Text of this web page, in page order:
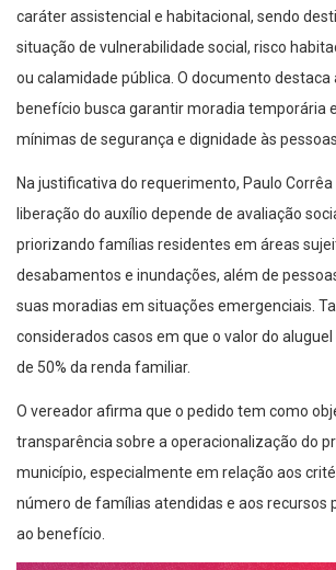
caráter assistencial e habitacional, sendo
situação de vulnerabilidade social, risco
ou calamidade pública. O documento destaca
benefício busca garantir moradia temporária
mínimas de segurança e dignidade às
Na justificativa do requerimento, Paulo
liberação do auxílio depende de avaliação
priorizando famílias residentes em áreas
desabamentos e inundações, além de
suas moradias em situações emergenciais.
considerados casos em que o valor do
de 50% da renda familiar.
O vereador afirma que o pedido tem como
transparência sobre a operacionalização do
município, especialmente em relação aos
número de famílias atendidas e aos recursos
ao benefício.